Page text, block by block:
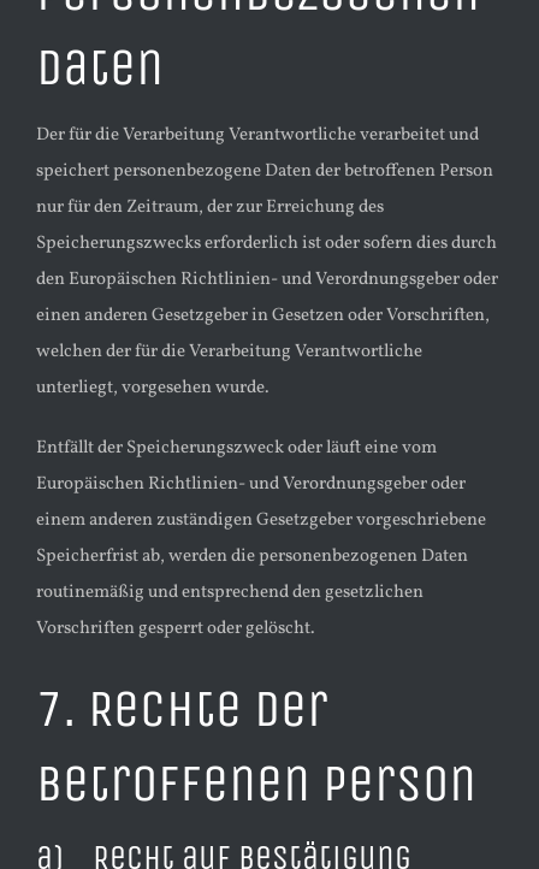
Daten
​Der für die Verarbeitung Verantwortliche verarbeitet und
speichert personenbezogene Daten der betroffenen Person
nur für den Zeitraum, der zur Erreichung des
Speicherungszwecks erforderlich ist oder sofern dies durch
den Europäischen Richtlinien- und Verordnungsgeber oder
einen anderen Gesetzgeber in Gesetzen oder Vorschriften,
welchen der für die Verarbeitung Verantwortliche
unterliegt, vorgesehen wurde.
Entfällt der Speicherungszweck oder läuft eine vom
Europäischen Richtlinien- und Verordnungsgeber oder
einem anderen zuständigen Gesetzgeber vorgeschriebene
Speicherfrist ab, werden die personenbezogenen Daten
routinemäßig und entsprechend den gesetzlichen
Vorschriften gesperrt oder gelöscht.
7. Rechte der
betroffenen Person
​a) Recht auf Bestätigung